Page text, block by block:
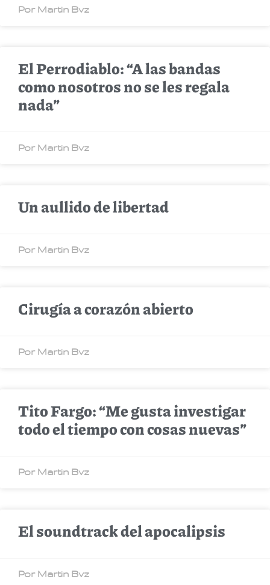
Por Martin Bvz
El Perrodiablo: “A las bandas
como nosotros no se les regala
nada”
Por Martin Bvz
Un aullido de libertad
Por Martin Bvz
Cirugía a corazón abierto
Por Martin Bvz
Tito Fargo: “Me gusta investigar
todo el tiempo con cosas nuevas”
Por Martin Bvz
El soundtrack del apocalipsis
Por Martin Bvz